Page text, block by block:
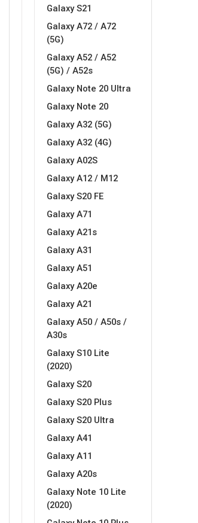
Galaxy S21
Galaxy A72 / A72
(5G)
Galaxy A52 / A52
(5G) / A52s
Galaxy Note 20 Ultra
Galaxy Note 20
Galaxy A32 (5G)
Galaxy A32 (4G)
Galaxy A02S
Galaxy A12 / M12
Galaxy S20 FE
Galaxy A71
Galaxy A21s
Galaxy A31
Galaxy A51
Galaxy A20e
Galaxy A21
Galaxy A50 / A50s /
A30s
Galaxy S10 Lite
(2020)
Galaxy S20
Galaxy S20 Plus
Galaxy S20 Ultra
Galaxy A41
Galaxy A11
Galaxy A20s
Galaxy Note 10 Lite
(2020)
MarbleMania
Crtani filmovi
Obiteljski motivi